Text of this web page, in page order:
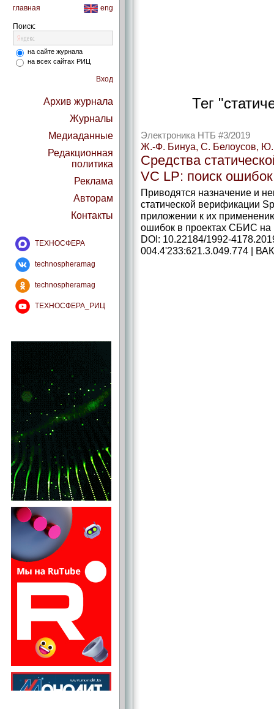
главная eng
Поиск:
на сайте журнала
на всех сайтах РИЦ
Вход
Архив журнала
Журналы
Медиаданные
Редакционная
политика
Реклама
Авторам
Контакты
ТЕХНОСФЕРА
technospheramag
technospheramag
ТЕХНОСФЕРА_РИЦ
Тег
Электроника НТБ #3/2019
Ж.-Ф. Бинуа, С. Белоусов, Ю.
Средства
VC LP: поиск
Приводятся назначение и
статической верификации
приложении к их
ошибок в проектах СБИС на
DOI: 10.22184/1992-
004.4'233:621.3.049.774 |